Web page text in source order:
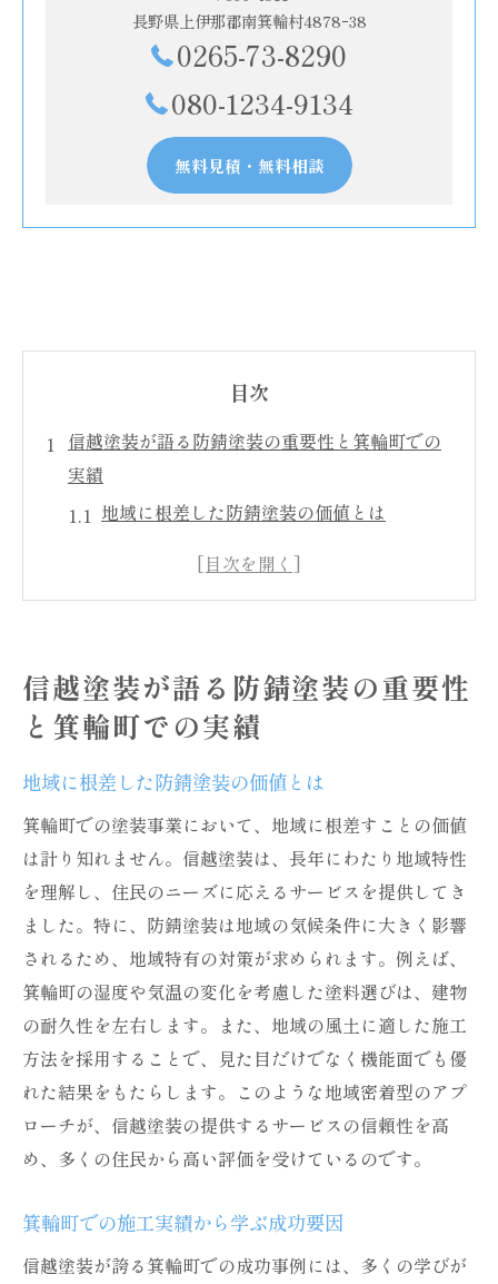
長野県上伊那郡南箕輪村4878ｰ38
0265-73-8290
080-1234-9134
無料見積・無料相談
目次
信越塗装が語る防錆塗装の重要性と箕輪町での
実績
地域に根差した防錆塗装の価値とは
箕輪町での施工実績から学ぶ成功要因
信越塗装が提供する高品質の塗装技術
箕輪町の気候に合わせた塗装選びのポイント
地域の気候条件を考慮した塗料選び
箕輪町特有の気候対策とは
季節ごとの適切な施工タイミング
信越塗装が推奨する塗料の特性
長寿命を実現するための塗料の選択基準
気候に応じたメンテナンス方法
地域の環境に適した塗装技術で建物を守る方法
環境影響を考慮した塗装技術の重要性
箕輪町の自然環境を守る塗装選択
持続可能な塗装材料の選び方
建物の劣化を防ぐための技術革新
信越塗装の環境対応への取り組み
防錆塗装で長寿命を実現する信越塗装の工夫
信越塗装が語る防錆塗装の重要性
と箕輪町での実績
地域に根差した防錆塗装の価値とは
箕輪町での塗装事業において、地域に根差すことの価値
は計り知れません。信越塗装は、長年にわたり地域特性
を理解し、住民のニーズに応えるサービスを提供してき
ました。特に、防錆塗装は地域の気候条件に大きく影響
されるため、地域特有の対策が求められます。例えば、
箕輪町の湿度や気温の変化を考慮した塗料選びは、建物
の耐久性を左右します。また、地域の風土に適した施工
方法を採用することで、見た目だけでなく機能面でも優
れた結果をもたらします。このような地域密着型のアプ
ローチが、信越塗装の提供するサービスの信頼性を高
め、多くの住民から高い評価を受けているのです。
箕輪町での施工実績から学ぶ成功要因
信越塗装が誇る箕輪町での成功事例には、多くの学びが